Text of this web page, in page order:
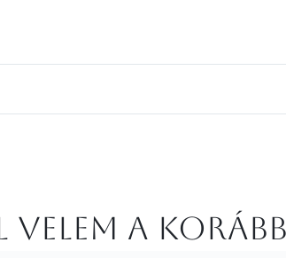
a korábbi